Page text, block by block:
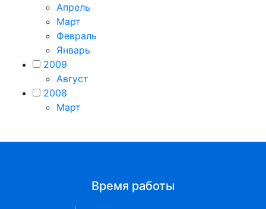
Апрель
Март
Февраль
Январь
2009
Август
2008
Март
Время работы